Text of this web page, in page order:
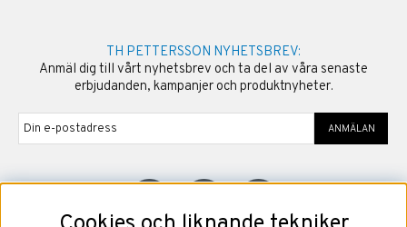
TH PETTERSSON NYHETSBREV:
Anmäl dig till vårt nyhetsbrev och ta del av våra senaste
erbjudanden, kampanjer och produktnyheter.
ANMÄLAN